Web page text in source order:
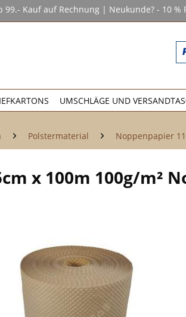
99.- Kauf auf Rechnung | Neukunde? - 10 %
UMSCHLÄGE UND
Polstermaterial Noppenpapier
x 100m 100g/m²